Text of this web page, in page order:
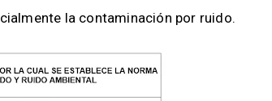
la contaminación por ruido.